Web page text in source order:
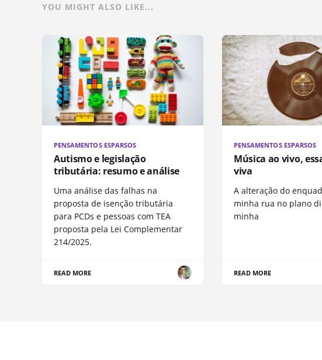
YOU MIGHT ALSO LIKE...
PENSAMENTOS ESPARSOS
Autismo e legislação
tributária: resumo e análise
Uma análise das falhas na
proposta de isenção tributária
para PCDs e pessoas com TEA
proposta pela Lei Complementar
214/2025.
READ MORE
PENSAMENTOS ESPARSOS
Música ao vivo,
viva
A alteração do
minha rua no plano
minha
READ MORE